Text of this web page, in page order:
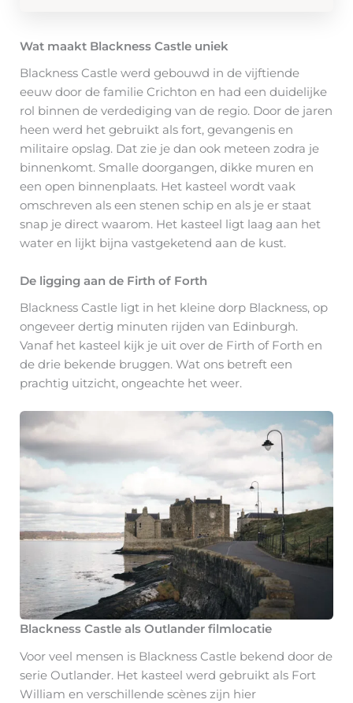
Wat maakt Blackness Castle uniek
Blackness Castle werd gebouwd in de vijftiende
eeuw door de familie Crichton en had een duidelijke
rol binnen de verdediging van de regio. Door de jaren
heen werd het gebruikt als fort, gevangenis en
militaire opslag. Dat zie je dan ook meteen zodra je
binnenkomt. Smalle doorgangen, dikke muren en
een open binnenplaats. Het kasteel wordt vaak
omschreven als een stenen schip en als je er staat
snap je direct waarom. Het kasteel ligt laag aan het
water en lijkt bijna vastgeketend aan de kust.
De ligging aan de Firth of Forth
Blackness Castle ligt in het kleine dorp Blackness, op
ongeveer dertig minuten rijden van Edinburgh.
Vanaf het kasteel kijk je uit over de Firth of Forth en
de drie bekende bruggen. Wat ons betreft een
prachtig uitzicht, ongeachte het weer.
Blackness Castle als Outlander filmlocatie
Voor veel mensen is Blackness Castle bekend door de
serie Outlander. Het kasteel werd gebruikt als Fort
William en verschillende scènes zijn hier